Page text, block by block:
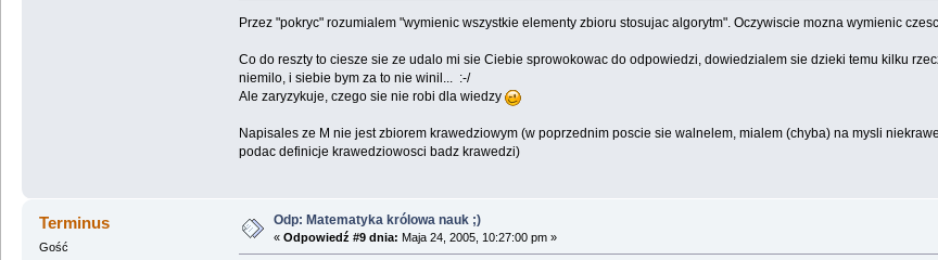
Przez "pokryc" rozumialem "wymienic wszystkie elementy zbioru stosujac algorytm". Oczywiscie mozna wymienic
Co do reszty to ciesze sie ze udalo mi sie Ciebie sprowokowac do odpowiedzi, dowiedzialem sie dzieki temu kilku
niemilo, i siebie bym za to nie winil... :-/
Ale zaryzykuje, czego sie nie robi dla wiedzy
Napisales ze M nie jest zbiorem krawedziowym (w poprzednim poscie sie walnelem, mialem (chyba) na mysli
podac definicje krawedziowosci badz krawedzi)
Terminus
Gość
Odp: Matematyka królowa nauk ;)
« Odpowiedź #9 dnia: Maja 24, 2005, 10:27:00 pm »